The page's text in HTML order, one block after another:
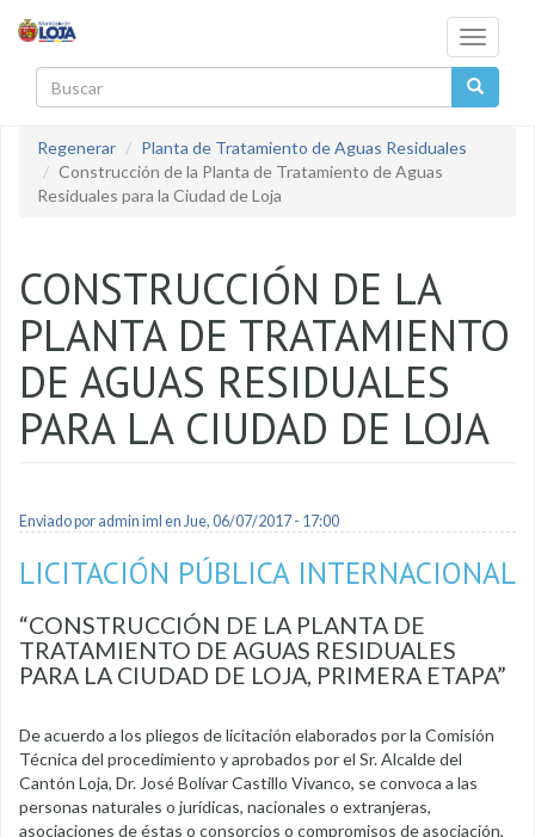
Toggle
Regenerar
Planta de Tratamiento de Aguas Residuales
Construcción de la Planta de Tratamiento de Aguas
Residuales para la Ciudad de Loja
CONSTRUCCIÓN DE LA
PLANTA DE TRATAMIENTO
DE AGUAS RESIDUALES
PARA LA CIUDAD DE LOJA
Enviado por admin iml en Jue, 06/07/2017 - 17:00
LICITACIÓN PÚBLICA INTERNACIONAL
“CONSTRUCCIÓN DE LA PLANTA DE
TRATAMIENTO DE AGUAS RESIDUALES
PARA LA CIUDAD DE LOJA, PRIMERA ETAPA”
De acuerdo a los pliegos de licitación elaborados por la Comisión
Técnica del procedimiento y aprobados por el Sr. Alcalde del
Cantón Loja, Dr. José Bolívar Castillo Vivanco, se convoca a las
personas naturales o jurídicas, nacionales o extranjeras,
asociaciones de éstas o consorcios o compromisos de asociación,